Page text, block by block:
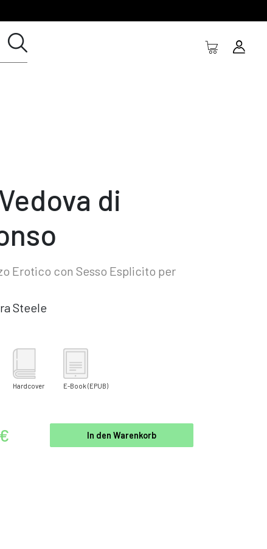
di
Erotico con Sesso Esplicito per
Steele
Hardcover E-Book (EPUB)
In den Warenkorb